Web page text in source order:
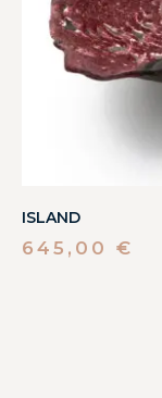
ISLAND
645,00 €